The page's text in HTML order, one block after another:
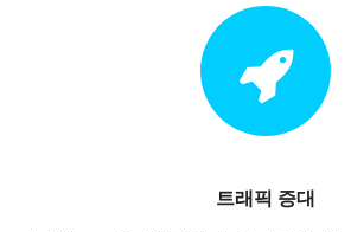
트래픽 증대